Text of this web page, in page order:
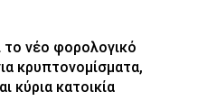
το νέο φορολογικό
κρυπτονομίσματα,
κύρια κατοικία